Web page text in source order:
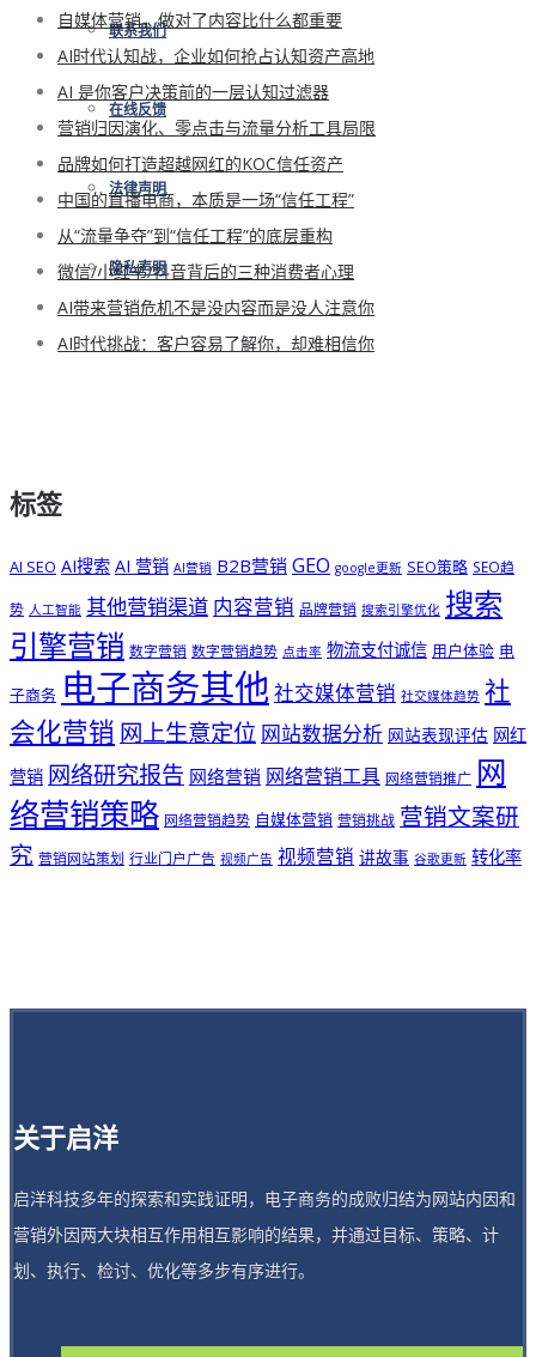
联系我们
在线反馈
法律声明
隐私声明
自媒体营销，做对了内容比什么都重要
AI时代认知战，企业如何抢占认知资产高地
AI 是你客户决策前的一层认知过滤器
营销归因演化、零点击与流量分析工具局限
品牌如何打造超越网红的KOC信任资产
中国的直播电商，本质是一场“信任工程”
从“流量争夺”到“信任工程”的底层重构
微信/小红书/抖音背后的三种消费者心理
AI带来营销危机不是没内容而是没人注意你
AI时代挑战：客户容易了解你，却难相信你
标签
AI SEO AI搜索 AI 营销 AI营销 B2B营销 GEO google更新 SEO策略 SEO趋
势 人工智能 其他营销渠道 内容营销 品牌营销 搜索引擎优化 搜索
引擎营销 数字营销 数字营销趋势 点击率 物流支付诚信 用户体验 电
子商务 电子商务其他社交媒体营销 社交媒体趋势 社
会化营销 网上生意定位 网站数据分析 网站表现评估 网红
营销 网络研究报告 网络营销 网络营销工具 网络营销推广 网
络营销策略 网络营销趋势 自媒体营销 营销挑战 营销文案研
究 营销网站策划 行业门户广告 视频广告 视频营销 讲故事 谷歌更新 转化率
关于启洋
启洋科技多年的探索和实践证明，电子商务的成败归结为网站内因和
营销外因两大块相互作用相互影响的结果，并通过目标、策略、计
划、执行、检讨、优化等多步有序进行。